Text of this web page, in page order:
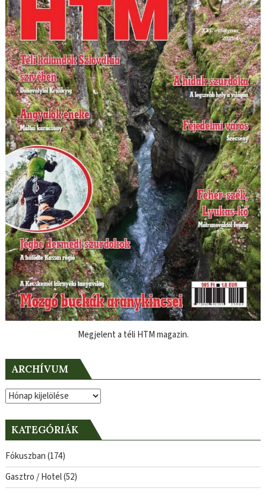
Megjelent a téli HTM magazin.
ARCHÍVUM
Archívum
KATEGÓRIÁK
Fókuszban(174)
Gasztro / Hotel(52)